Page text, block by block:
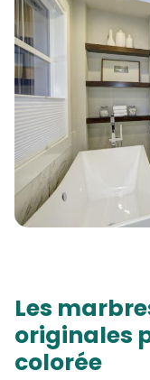
Les
originales
colorée